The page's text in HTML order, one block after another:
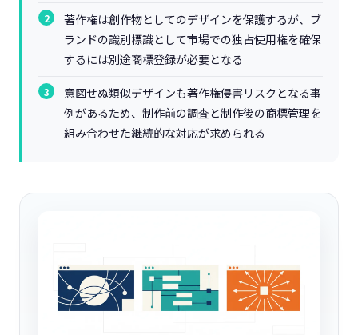
著作権は創作物としてのデザインを保護するが、ブ
ランドの識別標識として市場での独占使用権を確保
するには別途商標登録が必要となる
意図せぬ類似デザインも著作権侵害リスクとなる事
例があるため、制作前の調査と制作後の商標管理を
組み合わせた継続的な対応が求められる